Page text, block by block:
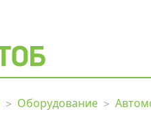
Оборудование